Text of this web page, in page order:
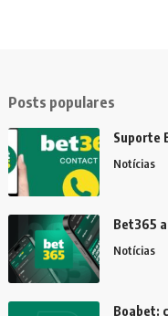
Posts populares
Suporte
Notícias
Bet365
Notícias
Boabet: